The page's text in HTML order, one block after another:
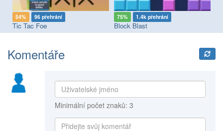
54% 96 přehrání
Tic Tac Foe
75% 1.4k přehrání
Block Blast
Komentáře
Minimální počet znaků: 3